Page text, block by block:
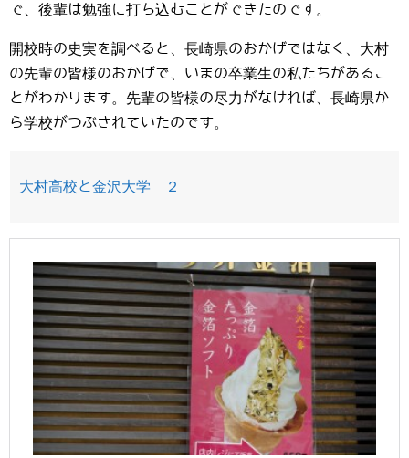
で、後輩は勉強に打ち込むことができたのです。
開校時の史実を調べると、長崎県のおかげではなく、大村
の先輩の皆様のおかげで、いまの卒業生の私たちがあるこ
とがわかります。先輩の皆様の尽力がなければ、長崎県か
ら学校がつぶされていたのです。
大村高校と金沢大学 ２